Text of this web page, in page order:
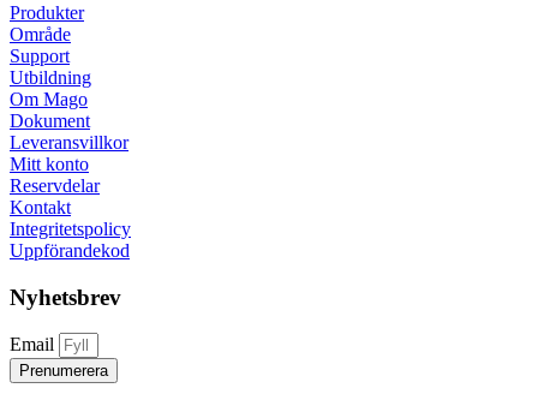
Produkter
Område
Support
Utbildning
Om Mago
Dokument
Leveransvillkor
Mitt konto
Reservdelar
Kontakt
Integritetspolicy
Uppförandekod
Nyhetsbrev
Email
Prenumerera